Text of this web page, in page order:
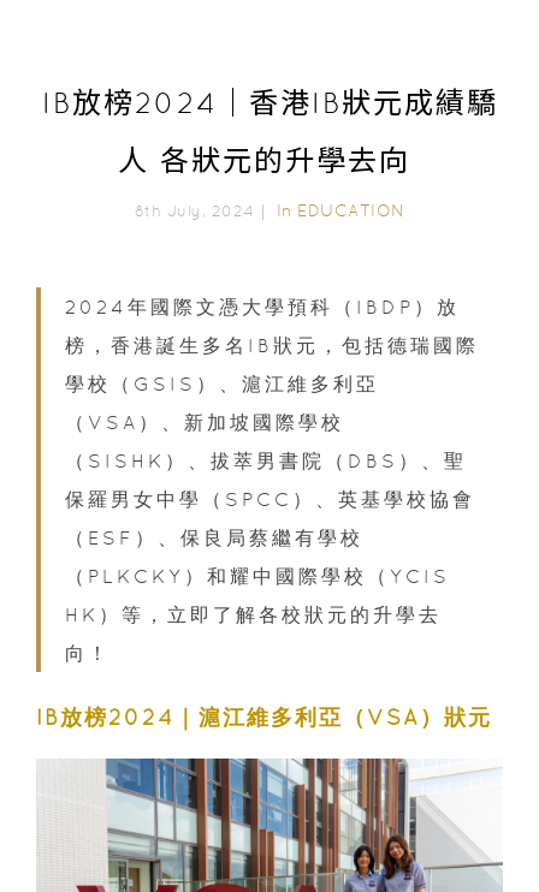
IB放榜2024｜香港IB狀元成績驕
人 各狀元的升學去向
8th July, 2024｜ In EDUCATION
2024年國際文憑大學預科（IBDP）放
榜，香港誕生多名IB狀元，包括德瑞國際
學校（GSIS）、滬江維多利亞
（VSA）、新加坡國際學校
（SISHK）、拔萃男書院（DBS）、聖
保羅男女中學（SPCC）、英基學校協會
（ESF）、保良局蔡繼有學校
（PLKCKY）和耀中國際學校（YCIS
HK）等，立即了解各校狀元的升學去
向！
IB放榜2024｜滬江維多利亞（VSA）狀元